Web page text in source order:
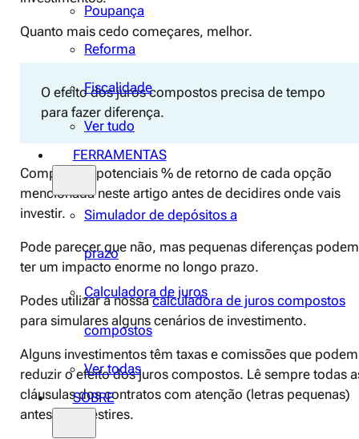
Poupança
Reforma
Fiscalidade
Ver tudo
FERRAMENTAS
Simulador de depósitos a
prazo
Calculadora de juros
compostos
Ver todas
SOBRE
Quanto mais cedo começares, melhor.
O efeito dos juros compostos precisa de tempo
para fazer diferença.
Compara as potenciais % de retorno de cada opção
mencionada neste artigo antes de decidires onde vais
investir.
Pode parecer que não, mas pequenas diferenças podem
ter um impacto enorme no longo prazo.
Podes utilizar a nossacalculadora de juros compostos
para simulares alguns cenários de investimento.
Alguns investimentos têm taxas e comissões que podem
reduzir o efeito dos juros compostos. Lê sempre todas
cláusulas dos contratos com atenção (letras pequenas)
antes de investires.